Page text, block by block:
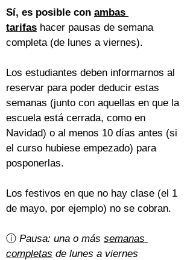
Sí, es posible con ambas
tarifas hacer pausas de semana
completa (de lunes a viernes).
Los estudiantes deben informarnos al
reservar para poder deducir estas
semanas (junto con aquellas en que la
escuela está cerrada, como en
Navidad) o al menos 10 días antes (si
el curso hubiese empezado) para
posponerlas.
Los festivos en que no hay clase (el 1
de mayo, por ejemplo) no se cobran.
ⓘ Pausa: una o más semanas
completas de lunes a viernes